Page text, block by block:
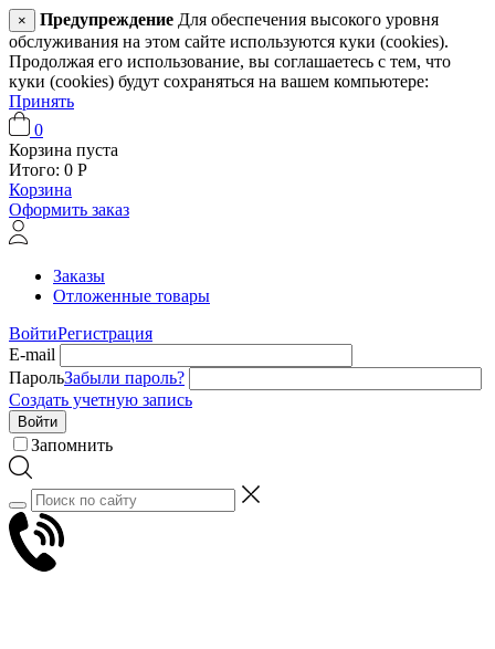
× Предупреждение Для обеспечения высокого уровня
обслуживания на этом сайте используются куки (cookies).
Продолжая его использование, вы соглашаетесь с тем, что
куки (cookies) будут сохраняться на вашем компьютере:
Принять
0
Корзина пуста
Итого: 0 Р
Корзина
Оформить заказ
Заказы
Отложенные товары
ВойтиРегистрация
E-mail
ПарольЗабыли пароль?
Создать учетную запись
Войти
Запомнить